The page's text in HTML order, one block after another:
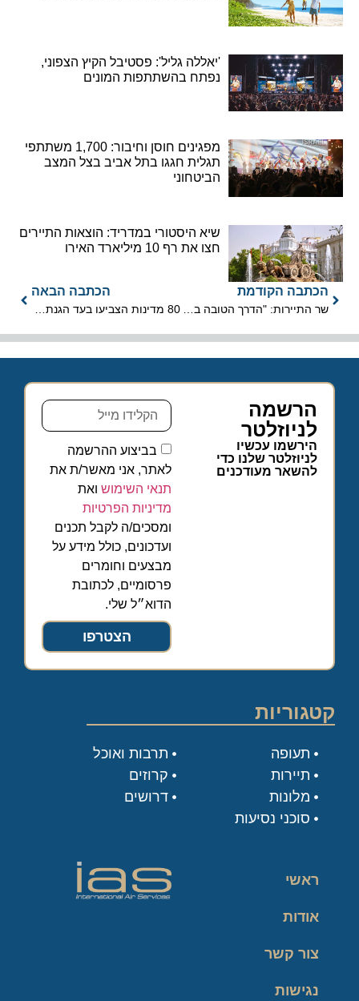
'יאללה גליל': פסטיבל הקיץ הצפוני,
נפתח בהשתתפות המונים
מפגינים חוסן וחיבור: 1,700 משתתפי
תגלית חגגו בתל אביב בצל המצב
הביטחוני
שיא היסטורי במדריד: הוצאות התיירים
חצו את רף 10 מיליארד האירו
הכתבה הקודמת
שר התיירות: "הדרך הטובה ביותר לתמוך בישראל היא להגיע אליה"
הכתבה הבאה
80 מדינות הצביעו בעד הגנת הכרישים בסכנת הכחדה חמורה בים תיכון
הרשמה
לניוזלטר
הירשמו עכשיו
לניוזלטר שלנו כדי
להשאר מעודכנים
בביצוע ההרשמה
לאתר, אני מאשר/ת את
תנאי השימושואת
מדיניות הפרטיות
ומסכים/ה לקבל תכנים
ועדכונים, כולל מידע על
מבצעים וחומרים
פרסומיים, לכתובת
הדוא״ל שלי.
הצטרפו
קטגוריות
תעופה
תיירות
מלונות
סוכני נסיעות
תרבות ואוכל
קרוזים
דרושים
ראשי
אודות
צור קשר
נגישות